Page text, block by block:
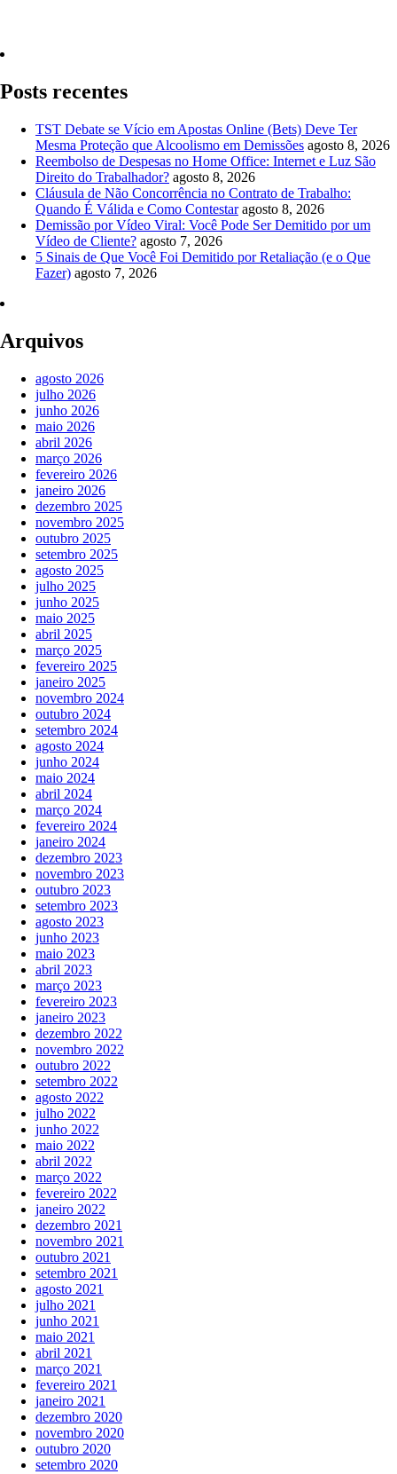
Posts recentes
TST Debate se Vício em Apostas Online (Bets) Deve Ter
Mesma Proteção que Alcoolismo em Demissões agosto 8, 2026
Reembolso de Despesas no Home Office: Internet e Luz São
Direito do Trabalhador? agosto 8, 2026
Cláusula de Não Concorrência no Contrato de Trabalho:
Quando É Válida e Como Contestar agosto 8, 2026
Demissão por Vídeo Viral: Você Pode Ser Demitido por um
Vídeo de Cliente? agosto 7, 2026
5 Sinais de Que Você Foi Demitido por Retaliação (e o Que
Fazer) agosto 7, 2026
Arquivos
agosto 2026
julho 2026
junho 2026
maio 2026
abril 2026
março 2026
fevereiro 2026
janeiro 2026
dezembro 2025
novembro 2025
outubro 2025
setembro 2025
agosto 2025
julho 2025
junho 2025
maio 2025
abril 2025
março 2025
fevereiro 2025
janeiro 2025
novembro 2024
outubro 2024
setembro 2024
agosto 2024
junho 2024
maio 2024
abril 2024
março 2024
fevereiro 2024
janeiro 2024
dezembro 2023
novembro 2023
outubro 2023
setembro 2023
agosto 2023
junho 2023
maio 2023
abril 2023
março 2023
fevereiro 2023
janeiro 2023
dezembro 2022
novembro 2022
outubro 2022
setembro 2022
agosto 2022
julho 2022
junho 2022
maio 2022
abril 2022
março 2022
fevereiro 2022
janeiro 2022
dezembro 2021
novembro 2021
outubro 2021
setembro 2021
agosto 2021
julho 2021
junho 2021
maio 2021
abril 2021
março 2021
fevereiro 2021
janeiro 2021
dezembro 2020
novembro 2020
outubro 2020
setembro 2020